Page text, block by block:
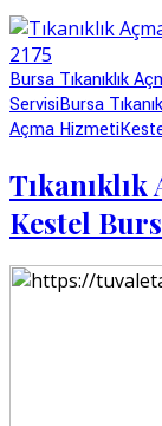
Bursa Tıkanıklık
ServisiBursa
Açma Hizmeti
Kestel